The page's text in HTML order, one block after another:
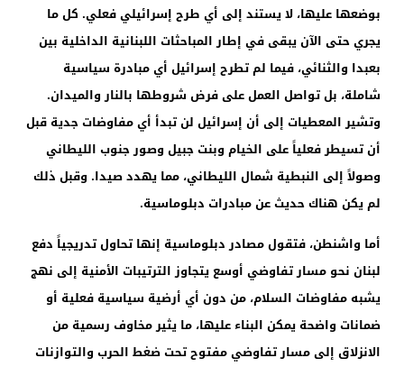
بوضعها عليها، لا يستند إلى أي طرح إسرائيلي فعلي. كل ما
يجري حتى الآن يبقى في إطار المباحثات اللبنانية الداخلية بين
بعبدا والثنائي، فيما لم تطرح إسرائيل أي مبادرة سياسية
شاملة، بل تواصل العمل على فرض شروطها بالنار والميدان.
وتشير المعطيات إلى أن إسرائيل لن تبدأ أي مفاوضات جدية قبل
أن تسيطر فعلياً على الخيام وبنت جبيل وصور جنوب الليطاني
وصولاً إلى النبطية شمال الليطاني، مما يهدد صيدا. وقبل ذلك
لم يكن هناك حديث عن مبادرات دبلوماسية.
أما واشنطن، فتقول مصادر دبلوماسية إنها تحاول تدريجياً دفع
لبنان نحو مسار تفاوضي أوسع يتجاوز الترتيبات الأمنية إلى نهج
يشبه مفاوضات السلام، من دون أي أرضية سياسية فعلية أو
ضمانات واضحة يمكن البناء عليها، ما يثير مخاوف رسمية من
الانزلاق إلى مسار تفاوضي مفتوح تحت ضغط الحرب والتوازنات